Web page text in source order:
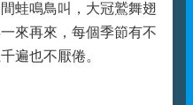
蛙鳴鳥叫，大冠鷲舞翅
來再來，每個季節有不
遍也不厭倦。